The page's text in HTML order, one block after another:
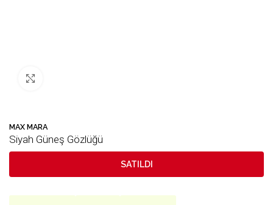
MAX MARA
Siyah Güneş Gözlüğü
SATILDI